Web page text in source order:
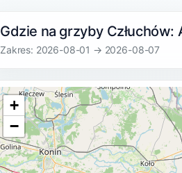
Gdzie na grzyby
Zakres: 2026-08-01 → 2026-08-07
+
−